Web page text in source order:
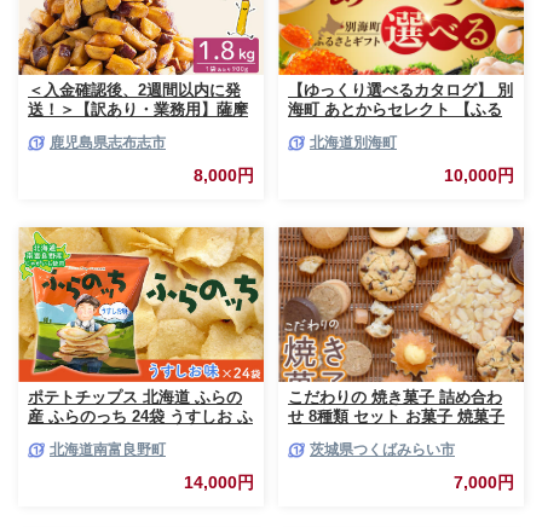
＜入金確認後、2週間以内に発
送！＞【訳あり・業務用】薩摩
1.8kg(900g×2袋) p8-142-2w
鹿児島県志布志市
8,000円
【ゆっくり選べるカタログ】 別
海町 あとからセレクト 【ふる
とから選べる！ ギフト いくら
ほたて 海鮮 牛肉 ケーキ アイス
【BY0000010】（ 後から選べ
カタログギフト あとからカタロ
グ あとからカタログポイント
あとからカタログギフト ふるさ
と納税 ）
北海道別海町
10,000円
ポテトチップス 北海道 ふらの
産 ふらのっち 24袋 うすしお ふ
スナック スナック菓子 ポテト
チップ チップス ポテト 芋 菓子
お菓子 おやつ 箱 農協 ギフト
北海道南富良野町
14,000円
こだわりの 焼き菓子 詰め合わ
せ 8種類 セット お菓子 焼菓子
茨城県つくばみらい市
7,000円